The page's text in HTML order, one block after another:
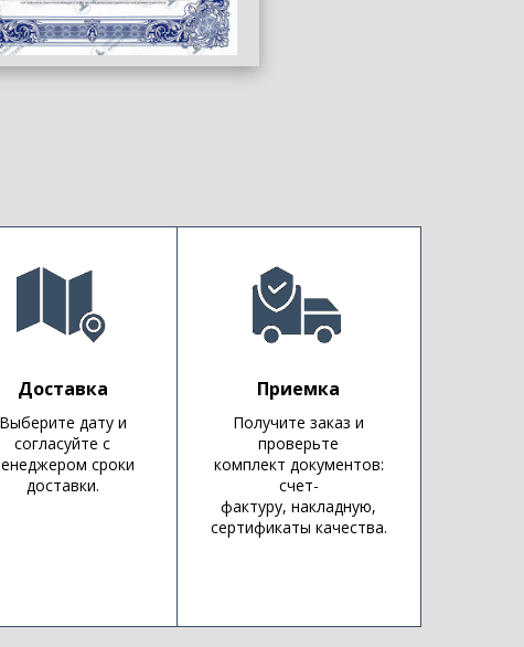
Доставка
Выберите дату и
согласуйте с
сроки
доставки.
Приемка
Получите заказ и
проверьте
комплект документов:
счет-
фактуру, накладную,
сертификаты качества.